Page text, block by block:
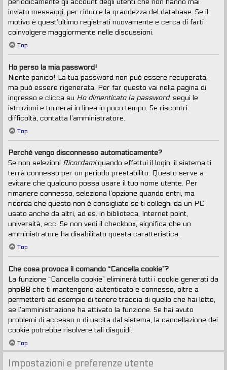
periodicamente gli account degli utenti che non hanno mai
inviato messaggi, per ridurre la grandezza del database. Se il
motivo è quest’ultimo registrati nuovamente e cerca di farti
coinvolgere maggiormente nelle discussioni.
Top
Ho perso la mia password!
Niente panico! La tua password non può essere recuperata,
ma può essere rigenerata. Per far questo vai nella pagina di
ingresso e clicca su Ho dimenticato la password, segui le
istruzioni e tornerai in linea in poco tempo. Se riscontri
difficoltà, contatta l’amministratore.
Top
Perché vengo disconnesso automaticamente?
Se non selezioni Ricordamiquando effettui il login, il sistema ti
terrà connesso per un periodo prestabilito. Questo serve a
evitare che qualcuno possa usare il tuo nome utente. Per
rimanere connesso, seleziona l’opzione quando entri, ma
ricorda che questo non è consigliato se ti colleghi da un PC
usato anche da altri, ad es. in biblioteca, Internet point,
università, ecc. Se non vedi il checkbox, significa che un
amministratore ha disabilitato questa caratteristica.
Top
Che cosa provoca il comando “Cancella cookie”?
La funzione “Cancella cookie” eliminerà tutti i cookie generati da
phpBB che ti mantengono autenticato e connesso, oltre a
permetterti ad esempio di tenere traccia di quello che hai letto,
se l’amministrazione ha attivato la funzione. Se hai avuto
problemi di accesso o di uscita dal sistema, la cancellazione dei
cookie potrebbe risolvere tali disguidi.
Top
Impostazioni e preferenze utente